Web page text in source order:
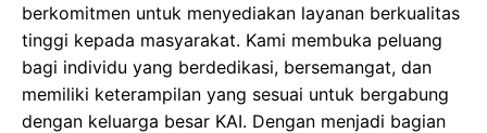
berkomitmen untuk menyediakan layanan berkualitas
tinggi kepada masyarakat. Kami membuka peluang
bagi individu yang berdedikasi, bersemangat, dan
memiliki keterampilan yang sesuai untuk bergabung
dengan keluarga besar KAI. Dengan menjadi bagian